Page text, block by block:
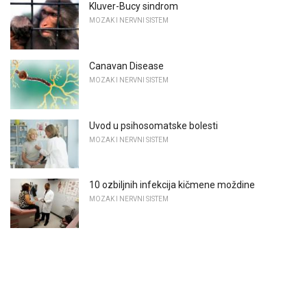
Kluver-Bucy sindrom
MOZAK I NERVNI SISTEM
Canavan Disease
MOZAK I NERVNI SISTEM
Uvod u psihosomatske bolesti
MOZAK I NERVNI SISTEM
10 ozbiljnih infekcija kičmene moždine
MOZAK I NERVNI SISTEM